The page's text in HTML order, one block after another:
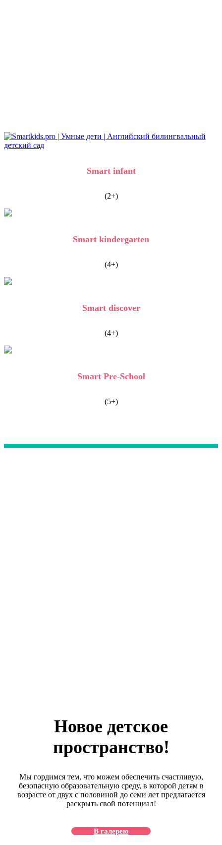
Smart infant
(2+)
Smart kindergarten
(4+)
Smart discover
(4+)
Smart Pre-School
(5+)
Новое детское
пространство!
Мы гордимся тем, что можем обеспечить счастливую,
безопасную образовательную среду, в которой детям в
возрасте от двух с половиной до семи лет предлагается
раскрыть свой потенциал!
В галерею